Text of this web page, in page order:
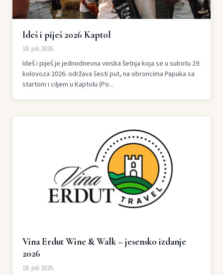
Ideš i piješ 2026 Kaptol
18. juli 2026.
Ideš i piješ je jednodnevna vinska šetnja koja se u subotu 29.
kolovoza 2026. održava šesti put, na obroncima Papuka sa
startom i ciljem u Kaptolu (Po...
Vina Erdut Wine & Walk – jesensko izdanje
2026
18. juli 2026.